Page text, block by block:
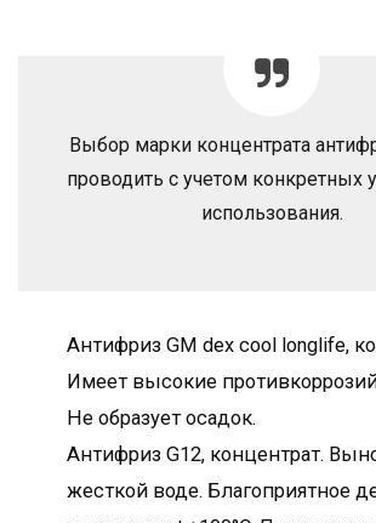
Выбор марки концентрата
проводить с учетом конкретных
использования.
Антифриз GM dex cool longlife,
Имеет высокие
Не образует осадок.
Антифриз G12, концентрат.
жесткой воде. Благоприятное